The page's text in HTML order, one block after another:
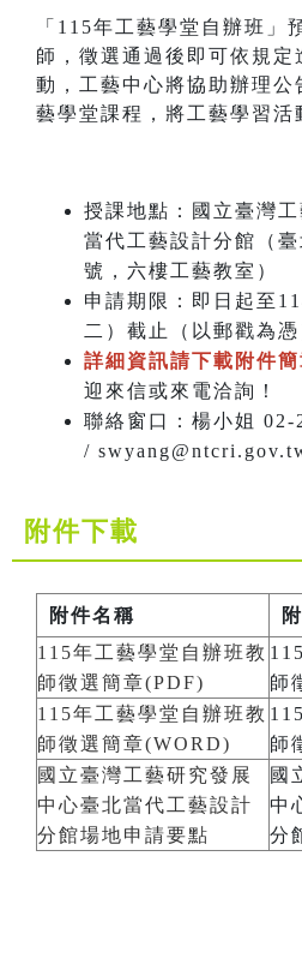
「115年工藝學堂自辦班」
師，徵選通過後即可依規定
動，工藝中心將協助辦理公
藝學堂課程，將工藝學習活
授課地點：國立臺灣
當代工藝設計分館（
號，六樓工藝教室）
申請期限：即日起至
二）截止（以郵戳為
詳細資訊請下載附件簡
迎來信或來電洽詢！
聯絡窗口：楊小姐 02-
/
附件下載
附件名稱
115年工藝學堂自辦班教
師徵選簡章(PDF)
師
115年工藝學堂自辦班教
師徵選簡章(WORD)
師
國立臺灣工藝研究發展
中心臺北當代工藝設計
分館場地申請要點
國
中
分